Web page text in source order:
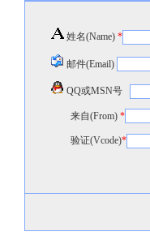
姓名(Name) *
邮件(Email)
QQ或MSN号
来自(From) *
验证(Vcode)*